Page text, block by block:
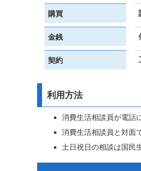
購買
金銭
契約
利用方法
消費生活相談員が電話
消費生活相談員と対面
土日祝日の相談は国民